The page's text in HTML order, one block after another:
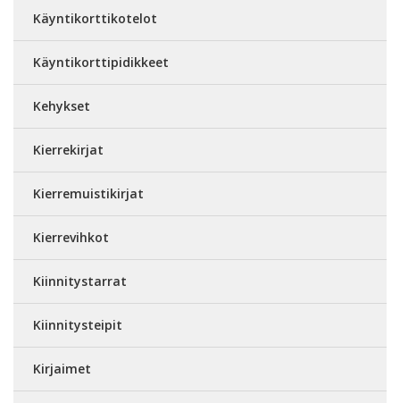
Käyntikorttikotelot
Käyntikorttipidikkeet
Kehykset
Kierrekirjat
Kierremuistikirjat
Kierrevihkot
Kiinnitystarrat
Kiinnitysteipit
Kirjaimet